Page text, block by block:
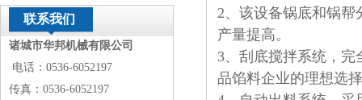
联系我们
诸城市华邦机械有限公司
电话：0536-6052197
传真：0536-6052197
2、该设备锅底和锅
产量提高。
3、刮底搅拌系统，
品馅料企业的理想选